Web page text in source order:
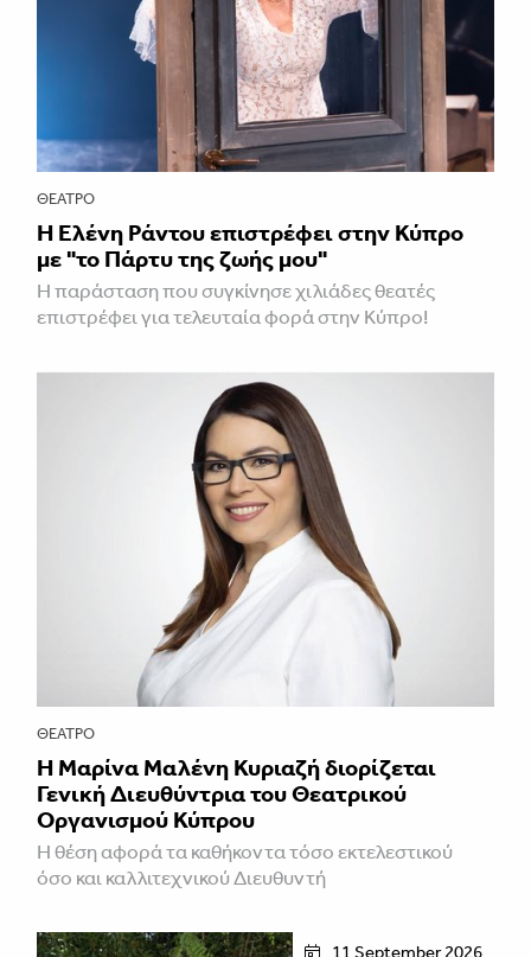
ΘΈΑΤΡΟ
H Ελένη Ράντου επιστρέφει στην Κύπρο
με "το Πάρτυ της ζωής μου"
Η παράσταση που συγκίνησε χιλιάδες θεατές
επιστρέφει για τελευταία φορά στην Κύπρο!
ΘΈΑΤΡΟ
Η Μαρίνα Μαλένη Κυριαζή διορίζεται
Γενική Διευθύντρια του Θεατρικού
Οργανισμού Κύπρου
Η θέση αφορά τα καθήκοντα τόσο εκτελεστικού
όσο και καλλιτεχνικού Διευθυντή
11 September 2026